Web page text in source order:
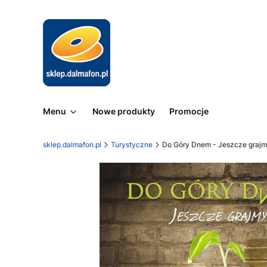
Menu Nowe produkty Promocje
sklep.dalmafon.pl Turystyczne Do Góry Dnem - Jeszcze